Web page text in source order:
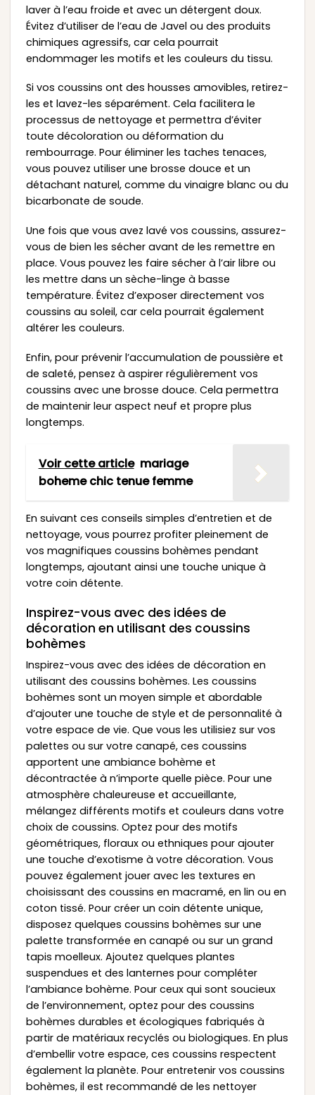
laver à l’eau froide et avec un détergent doux.
Évitez d’utiliser de l’eau de Javel ou des produits
chimiques agressifs, car cela pourrait
endommager les motifs et les couleurs du tissu.
Si vos coussins ont des housses amovibles, retirez-
les et lavez-les séparément. Cela facilitera le
processus de nettoyage et permettra d’éviter
toute décoloration ou déformation du
rembourrage. Pour éliminer les taches tenaces,
vous pouvez utiliser une brosse douce et un
détachant naturel, comme du vinaigre blanc ou du
bicarbonate de soude.
Une fois que vous avez lavé vos coussins, assurez-
vous de bien les sécher avant de les remettre en
place. Vous pouvez les faire sécher à l’air libre ou
les mettre dans un sèche-linge à basse
température. Évitez d’exposer directement vos
coussins au soleil, car cela pourrait également
altérer les couleurs.
Enfin, pour prévenir l’accumulation de poussière et
de saleté, pensez à aspirer régulièrement vos
coussins avec une brosse douce. Cela permettra
de maintenir leur aspect neuf et propre plus
longtemps.
Voir cette article mariage
boheme chic tenue femme
En suivant ces conseils simples d’entretien et de
nettoyage, vous pourrez profiter pleinement de
vos magnifiques coussins bohèmes pendant
longtemps, ajoutant ainsi une touche unique à
votre coin détente.
Inspirez-vous avec des idées de
décoration en utilisant des coussins
bohèmes
Inspirez-vous avec des idées de décoration en
utilisant des coussins bohèmes. Les coussins
bohèmes sont un moyen simple et abordable
d’ajouter une touche de style et de personnalité à
votre espace de vie. Que vous les utilisiez sur vos
palettes ou sur votre canapé, ces coussins
apportent une ambiance bohème et
décontractée à n’importe quelle pièce. Pour une
atmosphère chaleureuse et accueillante,
mélangez différents motifs et couleurs dans votre
choix de coussins. Optez pour des motifs
géométriques, floraux ou ethniques pour ajouter
une touche d’exotisme à votre décoration. Vous
pouvez également jouer avec les textures en
choisissant des coussins en macramé, en lin ou en
coton tissé. Pour créer un coin détente unique,
disposez quelques coussins bohèmes sur une
palette transformée en canapé ou sur un grand
tapis moelleux. Ajoutez quelques plantes
suspendues et des lanternes pour compléter
l’ambiance bohème. Pour ceux qui sont soucieux
de l’environnement, optez pour des coussins
bohèmes durables et écologiques fabriqués à
partir de matériaux recyclés ou biologiques. En plus
d’embellir votre espace, ces coussins respectent
également la planète. Pour entretenir vos coussins
bohèmes, il est recommandé de les nettoyer